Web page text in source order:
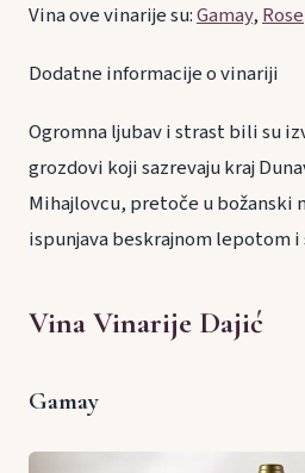
Vina ove vinarije su:Gamay, Rose
Dodatne informacije o vinariji
Ogromna ljubav i strast bili su
grozdovi koji sazrevaju kraj
Mihajlovcu, pretoče u božanski
ispunjava beskrajnom lepotom i
Vina Vinarije Dajić
Gamay